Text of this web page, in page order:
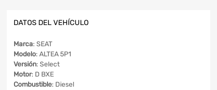
DATOS DEL VEHÍCULO
Marca: SEAT
Modelo: ALTEA 5P1
Versión: Select
Motor: D BXE
Combustible: Diesel